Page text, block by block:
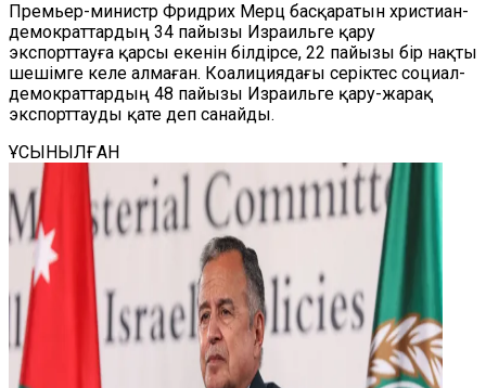
Премьер-министр Фридрих Мерц басқаратын христиан-
демократтардың 34 пайызы Израильге қару
экспорттауға қарсы екенін білдірсе, 22 пайызы бір нақты
шешімге келе алмаған. Коалициядағы серіктес социал-
демократтардың 48 пайызы Израильге қару-жарақ
экспорттауды қате деп санайды.
ҰСЫНЫЛҒАН